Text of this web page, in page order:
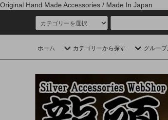
Original Hand Made Accessories / Made In Japan
ホーム カテゴリーから探す グルー